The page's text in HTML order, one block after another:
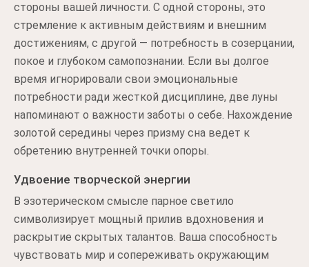
стороны вашей личности. С одной стороны, это
стремление к активным действиям и внешним
достижениям, с другой — потребность в созерцании,
покое и глубоком самопознании. Если вы долгое
время игнорировали свои эмоциональные
потребности ради жесткой дисциплине, две луны
напоминают о важности заботы о себе. Нахождение
золотой середины через призму сна ведет к
обретению внутренней точки опоры.
Удвоение творческой энергии
В эзотерическом смысле парное светило
символизирует мощный прилив вдохновения и
раскрытие скрытых талантов. Ваша способность
чувствовать мир и сопереживать окружающим